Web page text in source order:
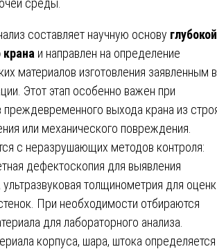
составляет научную основу глубокой
и направлен на определение
материалов изготовления заявленным в
Этот этап особенно важен при
преждевременного выхода крана из
или механического повреждения.
с неразрушающих методов контроля:
дефектоскопия для выявления
толщинометрия для
При необходимости отбираются
для лабораторного анализа.
корпуса, шара, штока определяется